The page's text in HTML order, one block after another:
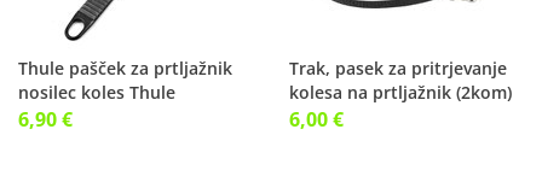
Thule pašček za prtljažnik
nosilec koles Thule
591/561/532
6,90 €
Trak, pasek za pritrjevanje
kolesa na prtljažnik (2kom)
6,00 €